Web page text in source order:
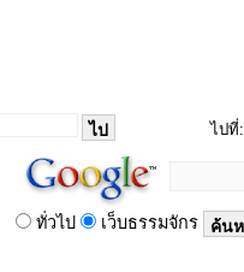
ไปที่:
ทั่วไป เว็บธรรมจักร